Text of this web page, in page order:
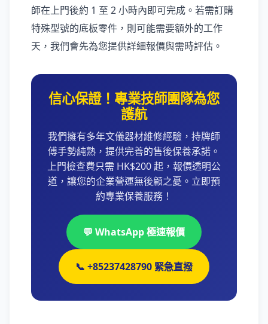
師在上門後約 1 至 2 小時內即可完成。若需訂購
特殊型號的底板零件，則可能需要額外的工作
天，我們會先為您提供詳細報價與需時評估。
信心保證！專業技師團隊為您
護航
我們擁有多年文儀器材維修經驗，持牌師
傅手勢純熟，提供完善的售後保養承諾。
上門檢查費只需 HK$200 起，報價透明公
道，讓您的企業營運無後顧之憂。立即預
約專業保養服務！
💬 WhatsApp 極速報價
📞 +85237428790 緊急直撥